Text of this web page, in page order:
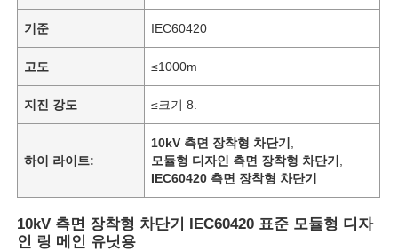
기준 IEC60420
고도 ≤1000m
지진 강도 ≤크기 8.
하이 라이트:
10kV 측면 장착형 차단기
모듈형 디자인 측면 장착형 차단기
IEC60420 측면 장착형 차단기
10kV 측면 장착형 차단기 IEC60420 표준 모듈형 디자
인 링 메인 유닛용